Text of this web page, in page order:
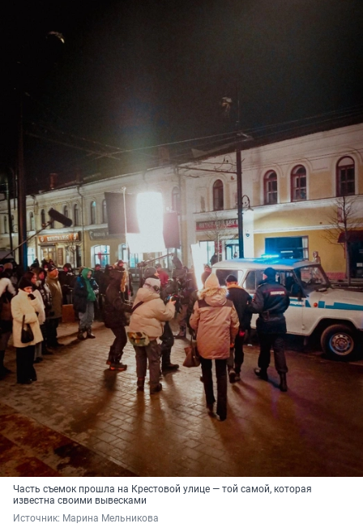
Часть съемок прошла на Крестовой улице — той самой, которая
известна своими вывесками
Источник: Марина Мельникова